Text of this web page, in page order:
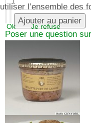
Poser une question
utiliser l’ensemble des
Ok Je refuse